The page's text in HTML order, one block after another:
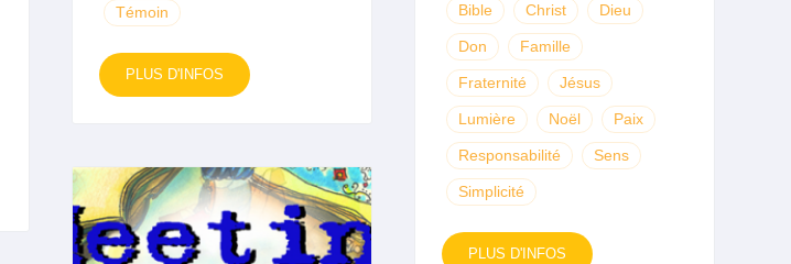
Témoin
PLUS D'INFOS
Bible Christ Dieu
Don Famille
Fraternité Jésus
Lumière Noël Paix
Responsabilité Sens
Simplicité
PLUS D'INFOS